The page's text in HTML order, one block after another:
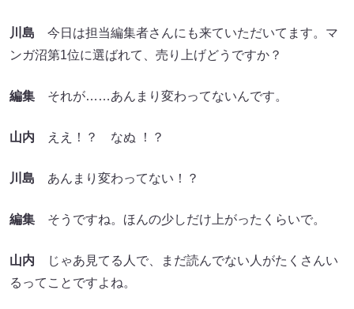
川島 今日は担当編集者さんにも来ていただいてます。マ
ンガ沼第1位に選ばれて、売り上げどうですか？
編集 それが……あんまり変わってないんです。
山内 ええ！？ なぬ ！？
川島 あんまり変わってない！？
編集 そうですね。ほんの少しだけ上がったくらいで。
山内 じゃあ見てる人で、まだ読んでない人がたくさんい
るってことですよね。